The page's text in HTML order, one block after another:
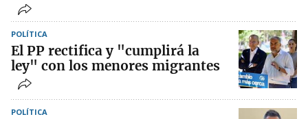
POLÍTICA
El PP rectifica y "cumplirá la
ley" con los menores migrantes
POLÍTICA